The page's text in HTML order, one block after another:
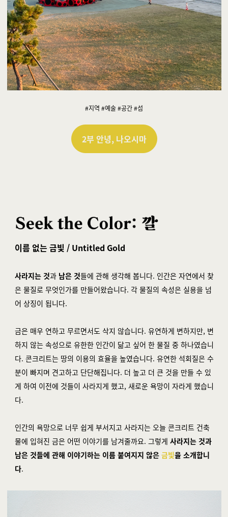
#지역 #예술 #공간 #섬
2부 안녕, 나오시마
이름 없는 금빛 / Untitled Gold
사라지는 것과 남은 것들에 관해 생각해 봅니다. 인간은 자연에서 찾
은 물질로 무엇인가를 만들어왔습니다. 각 물질의 속성은 실용을 넘
어 상징이 됩니다.
금은 매우 연하고 무르면서도 삭지 않습니다. 유연하게 변하지만, 변
하지 않는 속성으로 유한한 인간이 닮고 싶어 한 물질 중 하나였습니
다. 콘크리트는 땅의 이용의 효율을 높였습니다. 유연한 석회질은 수
분이 빠지며 견고하고 단단해집니다. 더 높고 더 큰 것을 만들 수 있
게 하여 이전에 것들이 사라지게 했고, 새로운 욕망이 자라게 했습니
다.
인간의 욕망으로 너무 쉽게 부서지고 사라지는 오늘 콘크리트 건축
물에 입혀진 금은 어떤 이야기를 남겨줄까요. 그렇게 사라지는 것과
남은 것들에 관해 이야기하는 이름 붙여지지 않은 금빛을 소개합니
다.